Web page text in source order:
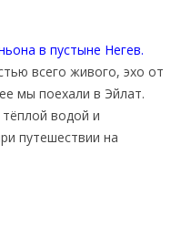
в пустыне Негев.
всего живого, эхо от
мы поехали в Эйлат.
водой и
путешествии на